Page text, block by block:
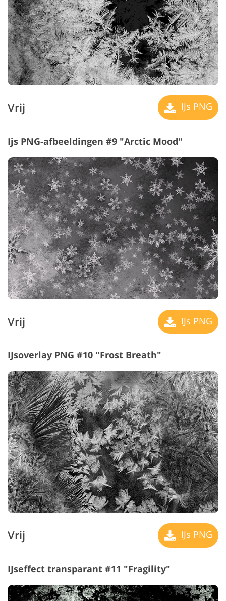
Vrij IJs PNG
Ijs PNG-afbeeldingen #9 "Arctic Mood"
Vrij IJs PNG
IJsoverlay PNG #10 "Frost Breath"
Vrij IJs PNG
IJseffect transparant #11 "Fragility"